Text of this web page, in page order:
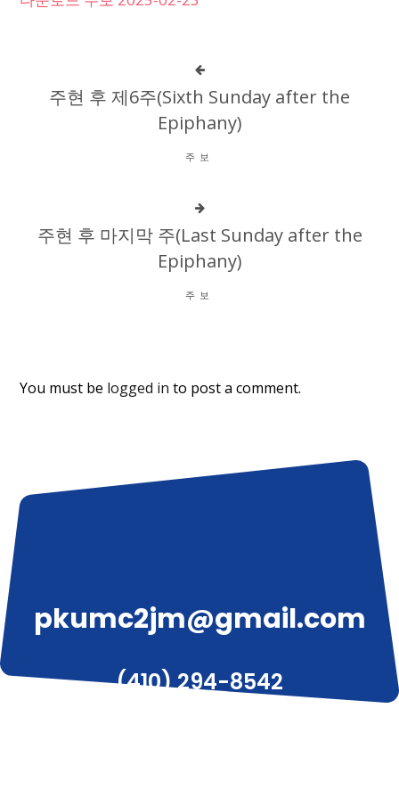
주현 후 제6주(Sixth Sunday after the
Epiphany)
주보
주현 후 마지막 주(Last Sunday after the
Epiphany)
주보
You must be logged in to post a comment.
pkumc2jm@gmail.com
(410) 294-8542